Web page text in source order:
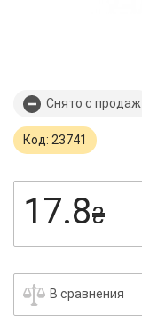
Снято с продаж
Код: 23741
17.8₴
В сравнения